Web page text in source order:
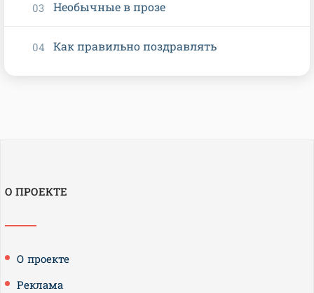
Необычные в прозе
Как правильно поздравлять
О ПРОЕКТЕ
О проекте
Реклама